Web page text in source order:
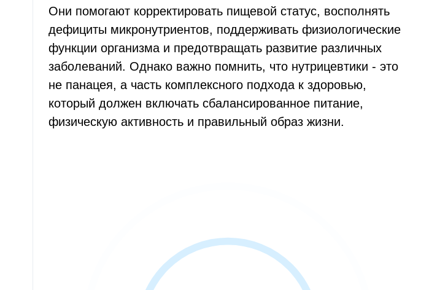
Они помогают корректировать пищевой статус, восполнять
дефициты микронутриентов, поддерживать физиологические
функции организма и предотвращать развитие различных
заболеваний. Однако важно помнить, что нутрицевтики - это
не панацея, а часть комплексного подхода к здоровью,
который должен включать сбалансированное питание,
физическую активность и правильный образ жизни.